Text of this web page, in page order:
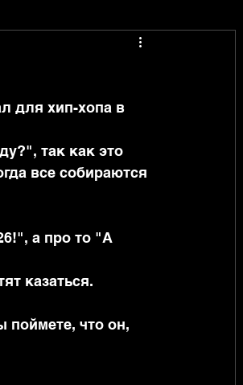
для хип-хопа в
так как это
все собираются
а про то "А
казаться.
поймете, что он,